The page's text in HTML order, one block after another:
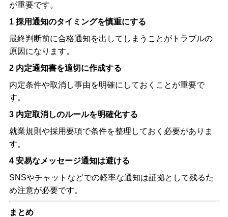
が重要です。
1 採用通知のタイミングを慎重にする
最終判断前に合格通知を出してしまうことがトラブルの
原因になります。
2 内定通知書を適切に作成する
内定条件や取消し事由を明確にしておくことが重要で
す。
3 内定取消しのルールを明確化する
就業規則や採用要項で条件を整理しておく必要がありま
す。
4 安易なメッセージ通知は避ける
SNSやチャットなどでの軽率な通知は証拠として残るた
め注意が必要です。
まとめ